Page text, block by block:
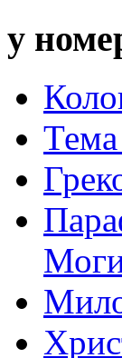
у